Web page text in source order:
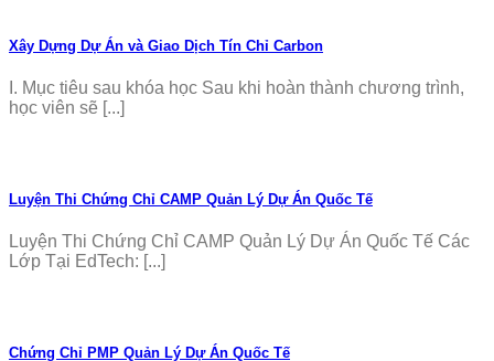
Xây Dựng Dự Án và Giao Dịch Tín Chỉ Carbon
I. Mục tiêu sau khóa học Sau khi hoàn thành chương trình,
học viên sẽ [...]
Luyện Thi Chứng Chỉ CAMP Quản Lý Dự Án Quốc Tế
Luyện Thi Chứng Chỉ CAMP Quản Lý Dự Án Quốc Tế Các
Lớp Tại EdTech: [...]
Chứng Chỉ PMP Quản Lý Dự Án Quốc Tế